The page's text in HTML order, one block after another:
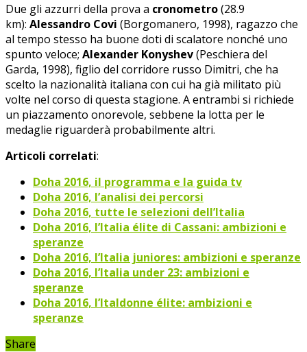
Due gli azzurri della prova a cronometro(28.9
km): Alessandro Covi (Borgomanero, 1998), ragazzo che
al tempo stesso ha buone doti di scalatore nonché uno
spunto veloce; Alexander Konyshev(Peschiera del
Garda, 1998), figlio del corridore russo Dimitri, che ha
scelto la nazionalità italiana con cui ha già militato più
volte nel corso di questa stagione. A entrambi si richiede
un piazzamento onorevole, sebbene la lotta per le
medaglie riguarderà probabilmente altri.
Articoli correlati:
Doha 2016, il programma e la guida tv
Doha 2016, l’analisi dei percorsi
Doha 2016, tutte le selezioni dell’Italia
Doha 2016, l’Italia élite di Cassani: ambizioni e
speranze
Doha 2016, l’Italia juniores: ambizioni e speranze
Doha 2016, l’Italia under 23: ambizioni e
speranze
Doha 2016, l’Italdonne élite: ambizioni e
speranze
Share